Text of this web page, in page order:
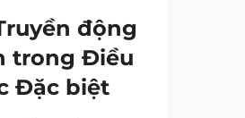
động
trong Điều
Đặc biệt